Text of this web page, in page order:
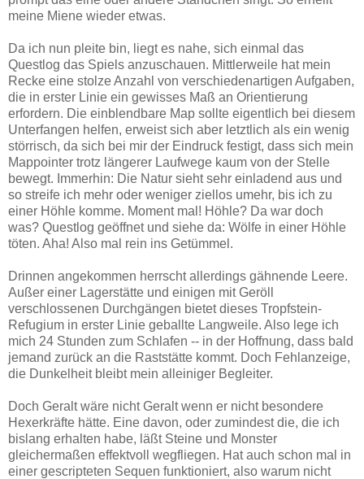
meine Miene wieder etwas.
Da ich nun pleite bin, liegt es nahe, sich einmal das
Questlog das Spiels anzuschauen. Mittlerweile hat mein
Recke eine stolze Anzahl von verschiedenartigen Aufgaben,
die in erster Linie ein gewisses Maß an Orientierung
erfordern. Die einblendbare Map sollte eigentlich bei diesem
Unterfangen helfen, erweist sich aber letztlich als ein wenig
störrisch, da sich bei mir der Eindruck festigt, dass sich mein
Mappointer trotz längerer Laufwege kaum von der Stelle
bewegt. Immerhin: Die Natur sieht sehr einladend aus und
so streife ich mehr oder weniger ziellos umehr, bis ich zu
einer Höhle komme. Moment mal! Höhle? Da war doch
was? Questlog geöffnet und siehe da: Wölfe in einer Höhle
töten. Aha! Also mal rein ins Getümmel.
Drinnen angekommen herrscht allerdings gähnende Leere.
Außer einer Lagerstätte und einigen mit Geröll
verschlossenen Durchgängen bietet dieses Tropfstein-
Refugium in erster Linie geballte Langweile. Also lege ich
mich 24 Stunden zum Schlafen -- in der Hoffnung, dass bald
jemand zurück an die Raststätte kommt. Doch Fehlanzeige,
die Dunkelheit bleibt mein alleiniger Begleiter.
Doch Geralt wäre nicht Geralt wenn er nicht besondere
Hexerkräfte hätte. Eine davon, oder zumindest die, die ich
bislang erhalten habe, läßt Steine und Monster
gleichermaßen effektvoll wegfliegen. Hat auch schon mal in
einer gescripteten Sequen funktioniert, also warum nicht